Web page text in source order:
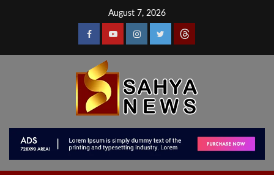
August 7, 2026